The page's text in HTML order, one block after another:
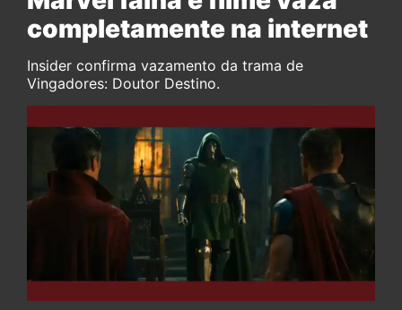
completamente na internet
Insider confirma vazamento da trama de
Vingadores: Doutor Destino.